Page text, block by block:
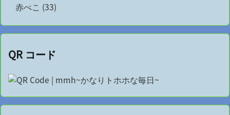
赤べこ (33)
QR コード